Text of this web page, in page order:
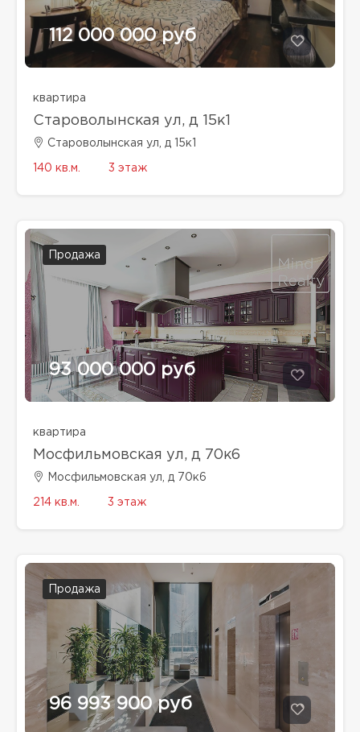
112 000 000 руб
квартира
Староволынская ул, д 15к1
Староволынская ул, д 15к1
140 кв.м. 3 этаж
Продажа
93 000 000 руб
квартира
Мосфильмовская ул, д 70к6
Мосфильмовская ул, д 70к6
214 кв.м. 3 этаж
Продажа
96 993 900 руб